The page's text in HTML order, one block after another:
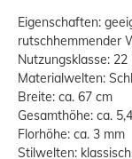
Eigenschaften:
rutschhemmender
Nutzungsklasse:
Materialwelten:
Breite: ca. 67 cm
Gesamthöhe: ca.
Florhöhe: ca. 3 mm
Stilwelten: